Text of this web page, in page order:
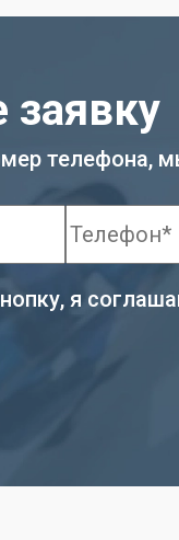
заявку
телефона,
я